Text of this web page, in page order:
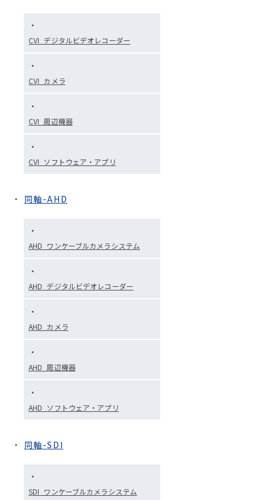
CVI_デジタルビデオレコーダー
CVI_カメラ
CVI_周辺機器
CVI_ソフトウェア・アプリ
同軸-AHD
AHD_ワンケーブルカメラシステム
AHD_デジタルビデオレコーダー
AHD_カメラ
AHD_周辺機器
AHD_ソフトウェア・アプリ
同軸-SDI
SDI_ワンケーブルカメラシステム